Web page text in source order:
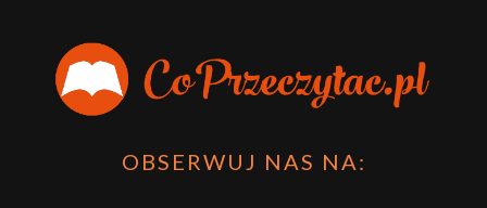
OBSERWUJ NAS NA: